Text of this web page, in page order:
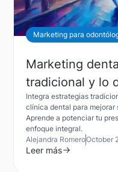
Marketing para
Marketing
tradicional y lo
Integra estrategias
clínica dental para mejorar
Aprende a potenciar tu
enfoque integral.
Alejandra RomeroOctober
Leer más